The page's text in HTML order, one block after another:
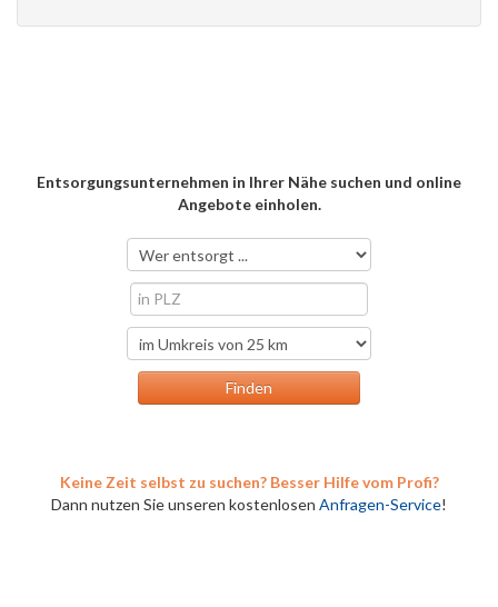
Entsorgungsunternehmen in Ihrer Nähe suchen und online
Angebote einholen.
Keine Zeit selbst zu suchen? Besser Hilfe vom Profi?
Dann nutzen Sie unseren kostenlosen Anfragen-Service!